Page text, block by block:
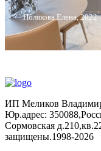
Полякова Елена, 2022
ИП Меликов
Юр.адрес:
Сормовская
защищены.1998‑2026